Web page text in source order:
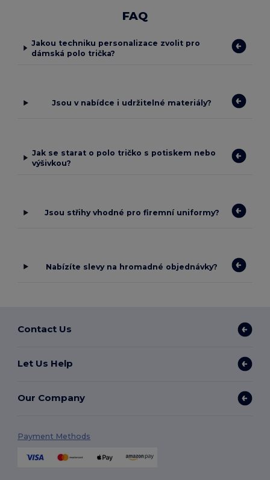
FAQ
Jakou techniku personalizace zvolit pro
dámská polo trička?
Jsou v nabídce i udržitelné materiály?
Jak se starat o polo tričko s potiskem nebo
výšivkou?
Jsou střihy vhodné pro firemní uniformy?
Nabízíte slevy na hromadné objednávky?
Contact Us
Let Us Help
Our Company
Payment Methods